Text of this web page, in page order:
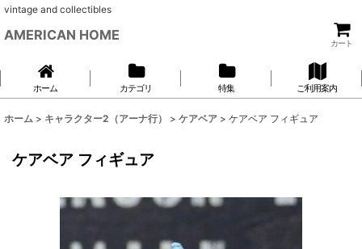
vintage and collectibles
AMERICAN HOME
カート
ホーム カテゴリ 特集 ご利用案内
ホーム > キャラクター2（アーナ行） > ケアベア > ケアベア フィギュア
ケアベア フィギュア